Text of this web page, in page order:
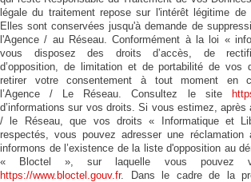
légale du traitement repose sur l'intérêt légitime de
Elles sont conservées jusqu'à demande de
l'Agence / au Réseau. Conformément à la loi «
vous disposez des droits d’accès, de
d’opposition, de limitation et de portabilité de vos
retirer votre consentement à tout moment en
l’Agence / Le Réseau. Consultez le site
d’informations sur vos droits. Si vous estimez, après
/ le Réseau, que vos droits « Informatique et
respectés, vous pouvez adresser une
informons de l’existence de la liste d'opposition au
« Bloctel », sur laquelle vous pouvez
https://www.bloctel.gouv.fr. Dans le cadre de la